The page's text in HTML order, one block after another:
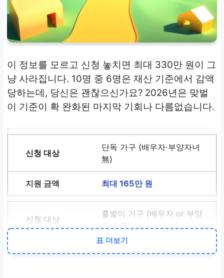
이 정보를 모르고 신청 놓치면 최대 330만 원이 그
냥 사라집니다. 10명 중 6명은 재산 기준에서 감액
당하는데, 당신은 괜찮으신가요? 2026년은 맞벌
이 기준이 확 완화된 마지막 기회나 다름없습니다.
단독 가구 (배우자·부양자녀
無)
최대 165만 원
홑벌이 가구 (배우자 or 부양
자녀 有)
표 더보기